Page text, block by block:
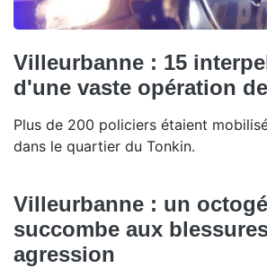
Villeurbanne : 15
d'une vaste opération
Plus de 200 policiers étaient
dans le quartier du Tonkin.
Villeurbanne : un
succombe aux
agression